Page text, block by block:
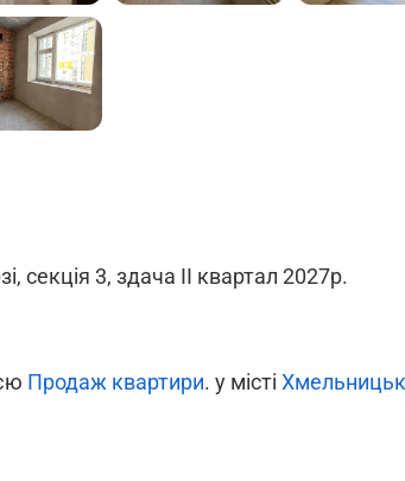
секція 3, здача II квартал 2027р.
Продаж квартири. у місті